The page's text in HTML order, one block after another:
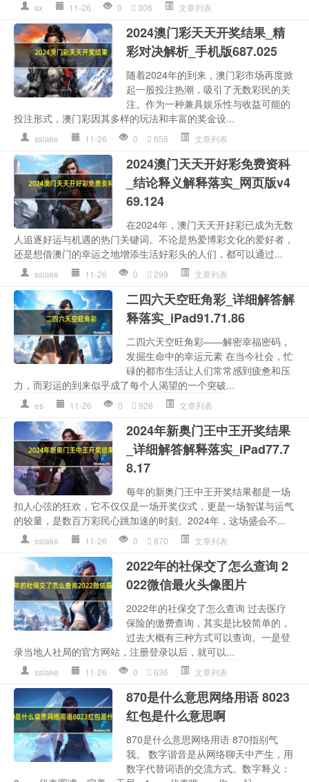
sx 11-26 0 306 文章列表
2024澳门彩天天开奖结果_精
彩对决解析_手机版687.025
随着2024年的到来，澳门彩市场再度掀
起一股投注热潮，吸引了无数彩民的关
注。作为一种兼具娱乐性与收益可能的
投注形式，澳门彩因其多样的玩法和丰富的奖金设...
sslake 11-26 0 658 文章列表
2024澳门天天开好彩免费资科
_结论释义解释落实_网页版v4
69.124
在2024年，澳门天天开好彩已成为无数
人追逐好运与机遇的热门关键词。不论是热爱博彩文化的爱好者，
还是想借澳门的幸运之地增添生活好彩头的人们，都可以通过...
sslake 11-26 0 299 文章列表
二四六天空旺角彩_详细解答解
释落实_iPad91.71.86
二四六天空旺角彩——解密幸福密码，
发掘生命中的幸运元素 在当今社会，忙
碌的都市生活让人们常常感到疲惫和压
力，而彩运的到来似乎成了每个人渴望的一个突破...
es 11-26 0 926 文章列表
2024年新奥门王中王开奖结果
_详细解答解释落实_iPad77.7
8.17
每年的新奥门王中王开奖结果都是一场
扣人心弦的狂欢，它不仅仅是一场开奖仪式，更是一场智谋与运气
的较量，是数百万彩民心跳加速的时刻。2024年，这场盛会不...
sslake 11-26 0 870 文章列表
2022年的社保交了怎么查询 2
022微信最火头像图片
2022年的社保交了怎么查询 过去医疗
保险的缴费查询，其实是比较简单的，
过去大概有三种方式可以查询。一是登
录当地人社局的官方网站，注册登录以后，就可以...
sslake 11-26 0 636 文章列表
870是什么意思网络用语 8023
红包是什么意思啊
870是什么意思网络用语 870指别气
我。 数字谐音是从网络聊天中产生，用
数字代替词语的交流方式。数字释义：